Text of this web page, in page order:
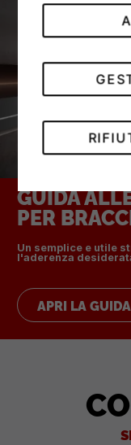
GUIDA
PER
Un semplice e utile
l'aderenza
APRI LA GUIDA